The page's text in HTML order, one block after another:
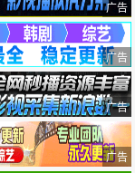
广告
广告
广告
广告